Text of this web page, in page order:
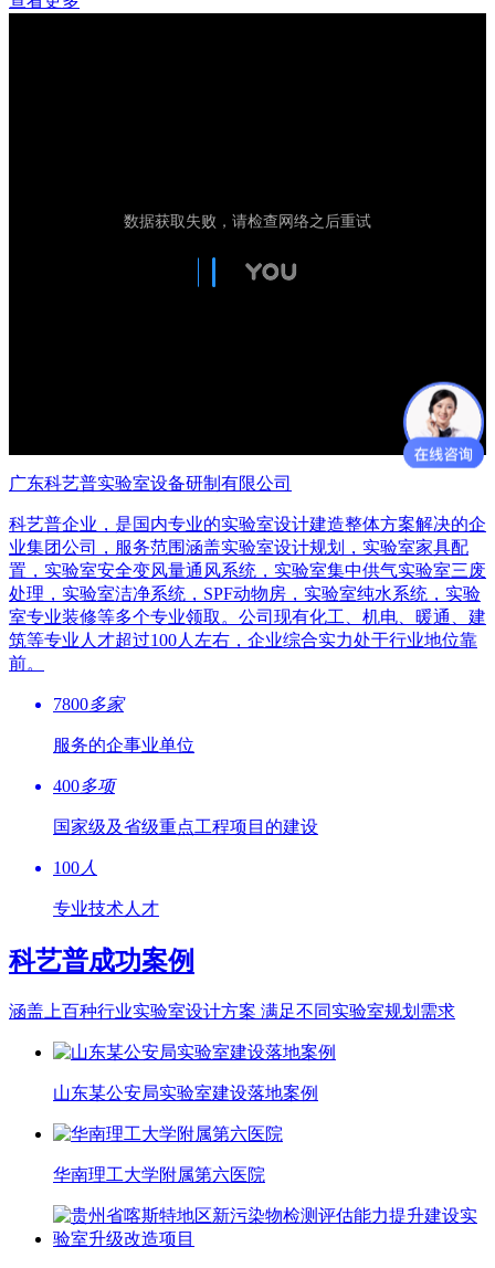
广东科艺普实验室设备研制有限公司
科艺普企业，是国内专业的实验室设计建造整体方案解决的企
业集团公司，服务范围涵盖实验室设计规划，实验室家具配
置，实验室安全变风量通风系统，实验室集中供气实验室三废
处理，实验室洁净系统，SPF动物房，实验室纯水系统，实验
室专业装修等多个专业领取。公司现有化工、机电、暖通、建
筑等专业人才超过100人左右，企业综合实力处于行业地位靠
前。
7800多家
服务的企事业单位
400多项
国家级及省级重点工程项目的建设
100 人
专业技术人才
科艺普成功案例
涵盖上百种行业实验室设计方案 满足不同实验室规划需求
山东某公安局实验室建设落地案例
华南理工大学附属第六医院